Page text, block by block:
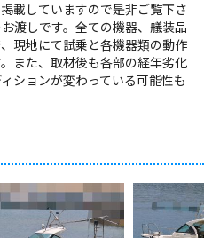
載していますので是非ご覧下さ
渡しです。全ての機器、艤装品
現地にて試乗と各機器類の動作
また、取材後も各部の経年劣化
ションが変わっている可能性も